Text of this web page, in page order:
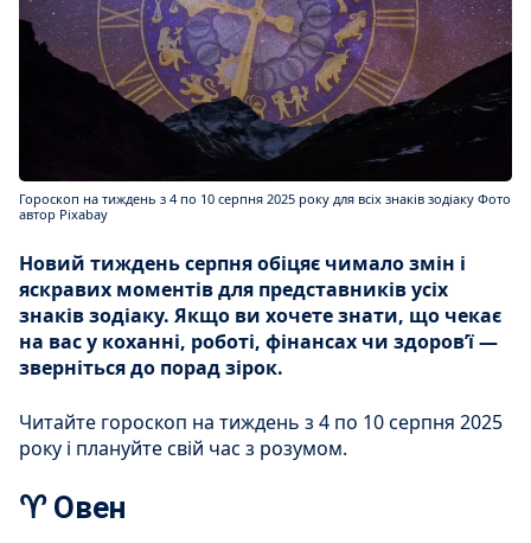
Гороскоп на тиждень з 4 по 10 серпня 2025 року для всіх знаків зодіаку Фото
автор Pixabay
Новий тиждень серпня обіцяє чимало змін і
яскравих моментів для представників усіх
знаків зодіаку. Якщо ви хочете знати, що чекає
на вас у коханні, роботі, фінансах чи здоров’ї —
зверніться до порад зірок.
Читайте гороскоп на тиждень з 4 по 10 серпня 2025
року і плануйте свій час з розумом.
♈ Овен